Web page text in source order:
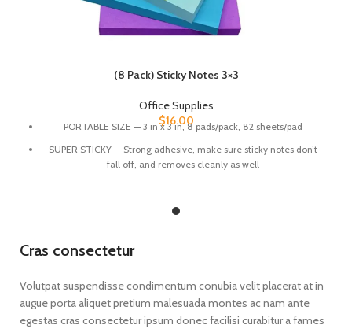
(8 Pack) Sticky Notes 3×3
Office Supplies
$16.00
PORTABLE SIZE — 3 in x 3 in, 8 pads/pack, 82 sheets/pad
SUPER STICKY — Strong adhesive, make sure sticky notes don’t
fall off, and removes cleanly as well
refrigerator and almost all other smooth surfaces.
Cras consectetur
Volutpat suspendisse condimentum conubia velit placerat at in
augue porta aliquet pretium malesuada montes ac nam ante
egestas cras consectetur ipsum donec facilisi curabitur a fames